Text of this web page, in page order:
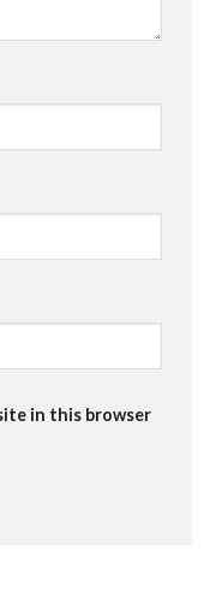
in this browser